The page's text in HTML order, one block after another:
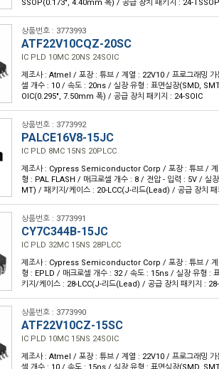
SSOP(0.173", 4.40mm 폭) / 공급 장치 패키지 : 24-TSSOP
상품번호 : 3773993
ATF22V10CQZ-20SC
IC PLD 10MC 20NS 24SOIC
제조사 : Atmel / 포장 : 튜브 / 계열 : 22V10 / 프로그래밍 가
셀 개수 : 10 / 속도 : 20ns / 실장 유형 : 표면실장(SMD,
OIC(0.295", 7.50mm 폭) / 공급 장치 패키지 : 24-SOIC
상품번호 : 3773992
PALCE16V8-15JC
IC PLD 8MC 15NS 20PLCC
제조사 : Cypress Semiconductor Corp / 포장 : 튜브 / 계
형 : PAL FLASH / 매크로셀 개수 : 8 / 전압 - 입력 : 5V / 실
MT) / 패키지/케이스 : 20-LCC(J-리드(Lead) / 공급 장치
상품번호 : 3773991
CY7C344B-15JC
IC PLD 32MC 15NS 28PLCC
제조사 : Cypress Semiconductor Corp / 포장 : 튜브 / 계
형 : EPLD / 매크로셀 개수 : 32 / 속도 : 15ns / 실장 유형 :
키지/케이스 : 28-LCC(J-리드(Lead) / 공급 장치 패키지 :
상품번호 : 3773990
ATF22V10CZ-15SC
IC PLD 10MC 15NS 24SOIC
제조사 : Atmel / 포장 : 튜브 / 계열 : 22V10 / 프로그래밍 가